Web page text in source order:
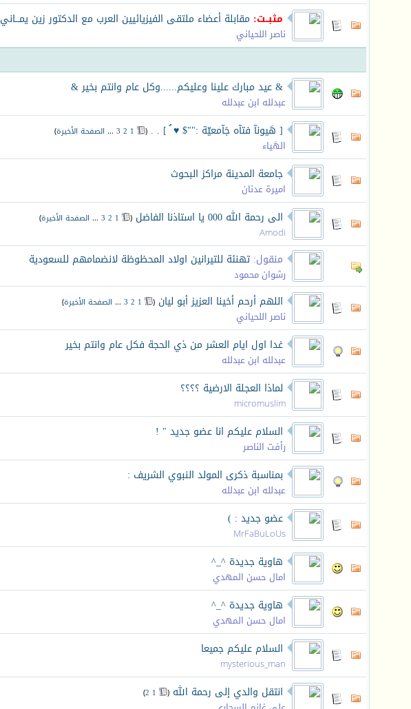
مثبــت: مقابلة أعضاء ملتقى الفيزيائيين العرب مع الدكتور زين يمـــاني
ناصر اللحياني
& عيد مبارك علينا وعليكم......وكل عام وانتم بخير &
عبدلله ابن عبدلله
[ هَيونآ فتآه جَآمعيّة :""$ ♥ ُ ] . . (
1
2
3
... الصفحة الأخيرة)
الهَياء
جامعة المدينة مراكز البحوث
اميرة عدنان
الى رحمة الله 000 يا استاذنا الفاضل (
1
2
3
... الصفحة الأخيرة)
Amodi
منقول: تهنئة للتيرانين اولاد المحظوظة لانضمامهم للسعودية
رشوان محمود
اللهم أرحم أخينا العزيز أبو ليان (
1
2
3
... الصفحة الأخيرة)
ناصر اللحياني
غدا اول ايام العشر من ذي الحجة فكل عام وانتم بخير
عبدلله ابن عبدلله
لماذا العجلة الارضية ؟؟؟؟
micromuslim
السلام عليكم انا عضو جديد " !
رأفت الناصر
بمناسبة ذكرى المولد النبوي الشريف :
عبدلله ابن عبدلله
عضو جديد : )
MrFaBuLoUs
هاوية جديدة ^_^
امال حسن المهدي
هاوية جديدة ^_^
امال حسن المهدي
السلام عليكم جميعا
mysterious_man
انتقل والدي إلى رحمة الله (
1
2
)